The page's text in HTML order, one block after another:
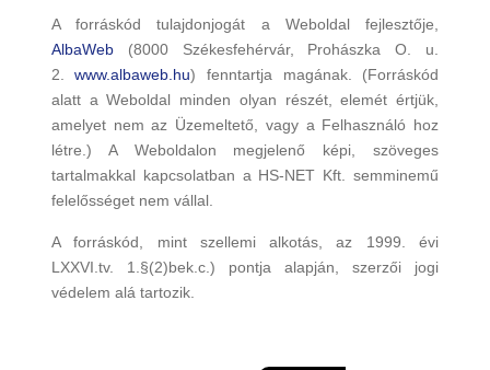
A forráskód tulajdonjogát a Weboldal fejlesztője,
AlbaWeb(8000 Székesfehérvár, Prohászka O. u.
2.www.albaweb.hu) fenntartja magának. (Forráskód
alatt a Weboldal minden olyan részét, elemét értjük,
amelyet nem az Üzemeltető, vagy a Felhasználó hoz
létre.) A Weboldalon megjelenő képi, szöveges
tartalmakkal kapcsolatban a HS-NET Kft. semminemű
felelősséget nem vállal.
A forráskód, mint szellemi alkotás, az 1999. évi
LXXVI.tv. 1.§(2)bek.c.) pontja alapján, szerzői jogi
védelem alá tartozik.